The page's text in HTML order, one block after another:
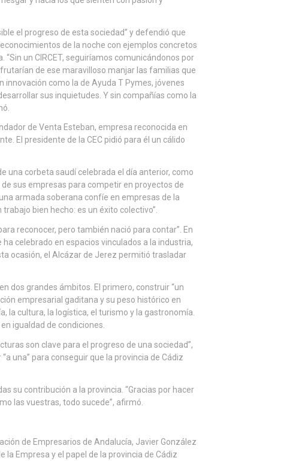
el progreso de esta sociedad” y defendió que
de la noche con ejemplos concretos
un CIRCET, seguiríamos comunicándonos por
de ese maravilloso manjar las familias que
innovación como la de Ayuda T Pymes, jóvenes
sus inquietudes. Y sin compañías como la
de Venta Esteban, empresa reconocida en
El presidente de la CEC pidió para él un cálido
una corbeta saudí celebrada el día anterior, como
sus empresas para competir en proyectos de
armada soberana confíe en empresas de la
bien hecho: es un éxito colectivo”.
reconocer, pero también nació para contar”. En
celebrado en espacios vinculados a la industria,
ocasión, el Alcázar de Jerez permitió trasladar
dos grandes ámbitos. El primero, construir “un
empresarial gaditana y su peso histórico en
la cultura, la logística, el turismo y la gastronomía.
igualdad de condiciones.
son clave para el progreso de una sociedad”,
una” para conseguir que la provincia de Cádiz
su contribución a la provincia. “Gracias por hacer
las vuestras, todo sucede”, afirmó.
de Empresarios de Andalucía, Javier González
la Empresa y el papel de la provincia de Cádiz